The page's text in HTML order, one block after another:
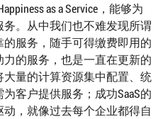
as a Service，能够为
。从中我们也不难发现所谓
的服务，随手可得缴费即用的
的服务，也是一直在更新的
量的计算资源集中配置、统
客户提供服务；成功SaaS的
，就像过去每个企业都得自